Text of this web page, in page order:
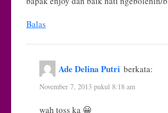
Balas
Ade Delina Putri berkata:
November 7, 2013 pukul 8:18 am
wah toss ka 😀